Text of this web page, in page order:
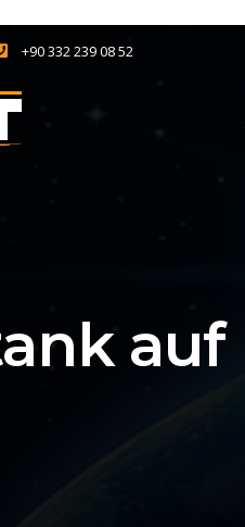
+90 332 239 08 52
auf